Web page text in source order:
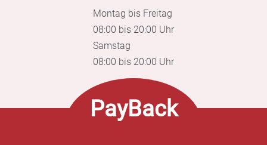
Montag bis Freitag
08:00 bis 20:00 Uhr
Samstag
08:00 bis 20:00 Uhr
PayBack